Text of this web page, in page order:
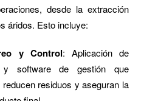
desde la extracción
áridos. Esto incluye:
y Control: Aplicación de
y software de gestión que
residuos y aseguran la